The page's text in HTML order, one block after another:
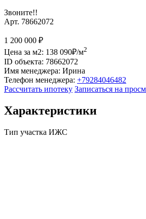
Звоните!!
Арт. 78662072
1 200 000 ₽
Цена за м2: 138 090₽/м2
ID объекта: 78662072
Имя менеджера: Ирина
Телефон менеджера: +79284046482
Рассчитать ипотеку Записаться на
Характеристики
Тип участка ИЖС